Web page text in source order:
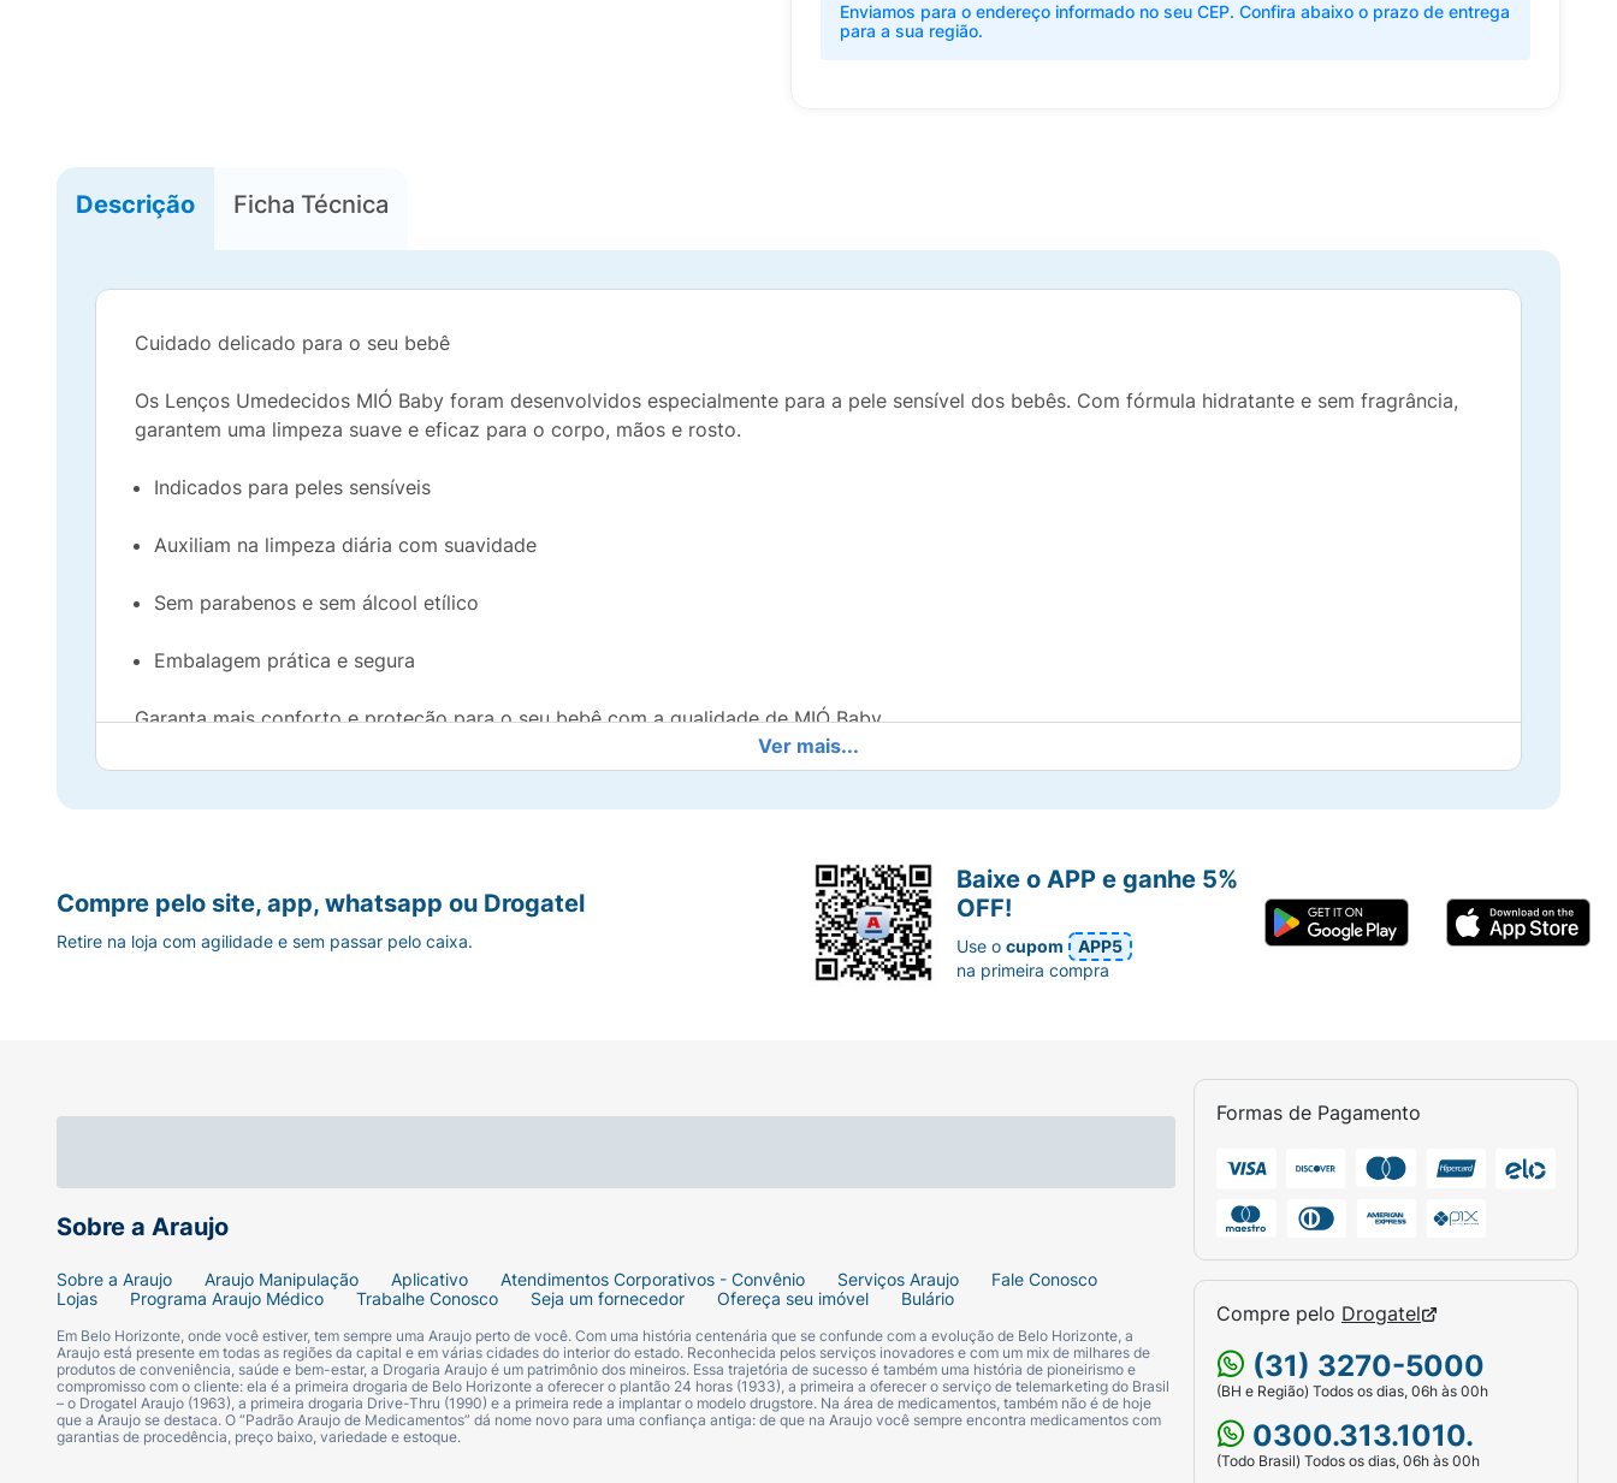
Enviamos para o endereço informado no seu CEP. Confira abaixo o prazo de entrega
para a sua região.
Descrição Ficha Técnica
Cuidado delicado para o seu bebê
Os Lenços Umedecidos MIÓ Baby foram desenvolvidos especialmente para a pele sensível dos bebês. Com fórmula hidratante e sem fragrância,
garantem uma limpeza suave e eficaz para o corpo, mãos e rosto.
Indicados para peles sensíveis
Auxiliam na limpeza diária com suavidade
Sem parabenos e sem álcool etílico
Embalagem prática e segura
Garanta mais conforto e proteção para o seu bebê com a qualidade de MIÓ Baby .
Ver mais...
Sobre a Araujo
Sobre a Araujo Araujo Manipulação Aplicativo Atendimentos Corporativos - Convênio Serviços Araujo
Fale Conosco
Lojas
Programa Araujo Médico Trabalhe Conosco Seja um fornecedor Ofereça seu imóvel Bulário
Em Belo Horizonte, onde você estiver, tem sempre uma Araujo perto de você. Com uma história centenária que se confunde com a evolução de Belo Horizonte, a
Araujo está presente em todas as regiões da capital e em várias cidades do interior do estado. Reconhecida pelos serviços inovadores e com um mix de milhares de
produtos de conveniência, saúde e bem-estar, a Drogaria Araujo é um patrimônio dos mineiros. Essa trajetória de sucesso é também uma história de pioneirismo e
compromisso com o cliente: ela é a primeira drogaria de Belo Horizonte a oferecer o plantão 24 horas (1933), a primeira a oferecer o serviço de telemarketing do Brasil
– o Drogatel Araujo (1963), a primeira drogaria Drive-Thru (1990) e a primeira rede a implantar o modelo drugstore. Na área de medicamentos, também não é de hoje
que a Araujo se destaca. O “Padrão Araujo de Medicamentos” dá nome novo para uma confiança antiga: de que na Araujo você sempre encontra medicamentos com
garantias de procedência, preço baixo, variedade e estoque.
Formas de Pagamento
Compre pelo Drogatel
(31) 3270-5000
(BH e Região) Todos os dias, 06h às 00h
0300.313.1010.
(Todo Brasil) Todos os dias, 06h às 00h
Compre pelo site, app, whatsapp ou Drogatel
Retire na loja com agilidade e sem passar pelo caixa.
Baixe o APP e ganhe 5%
OFF!
Use ocupom
APP5
na primeira compra